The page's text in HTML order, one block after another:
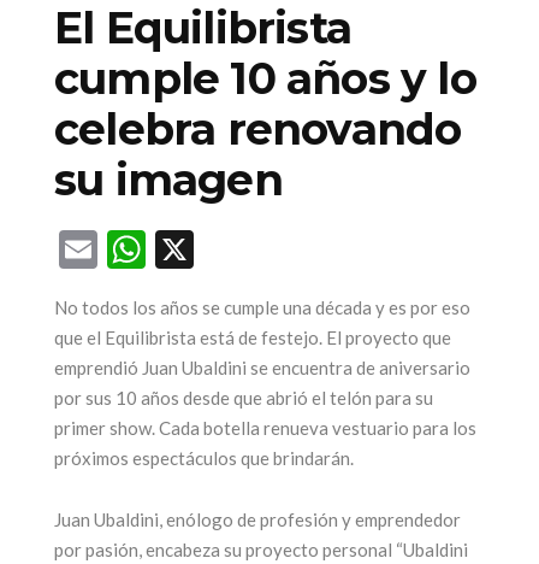
una nueva
de la
feria más
Alta
Sheraton
25 años
ícono
El Equilibrista
cumple 10 años y lo
celebra renovando
su imagen
EmailWhatsApp
No todos los años se cumple una década y es por eso
que el Equilibrista está de festejo. El proyecto que
emprendió Juan Ubaldini se encuentra de aniversario
por sus 10 años desde que abrió el telón para su
primer show. Cada botella renueva vestuario para los
próximos espectáculos que brindarán.
Juan Ubaldini, enólogo de profesión y emprendedor
por pasión, encabeza su proyecto personal “Ubaldini